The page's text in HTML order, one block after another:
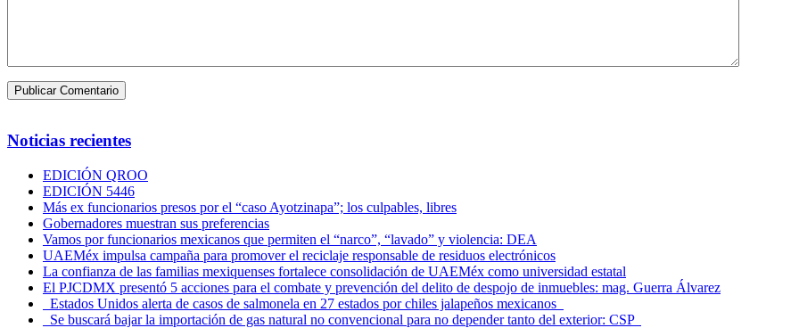
Noticias recientes
EDICIÓN QROO
EDICIÓN 5446
Más ex funcionarios presos por el “caso Ayotzinapa”; los culpables, libres
Gobernadores muestran sus preferencias
Vamos por funcionarios mexicanos que permiten el “narco”, “lavado” y violencia: DEA
UAEMéx impulsa campaña para promover el reciclaje responsable de residuos electrónicos
La confianza de las familias mexiquenses fortalece consolidación de UAEMéx como universidad estatal
El PJCDMX presentó 5 acciones para el combate y prevención del delito de despojo de inmuebles: mag. Guerra Álvarez
Estados Unidos alerta de casos de salmonela en 27 estados por chiles jalapeños mexicanos
Se buscará bajar la importación de gas natural no convencional para no depender tanto del exterior: CSP